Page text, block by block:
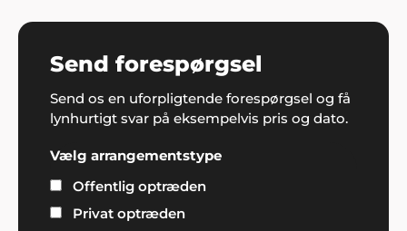
Send forespørgsel
Send os en uforpligtende forespørgsel og få
lynhurtigt svar på eksempelvis pris og dato.
Vælg arrangementstype
Offentlig optræden
Privat optræden